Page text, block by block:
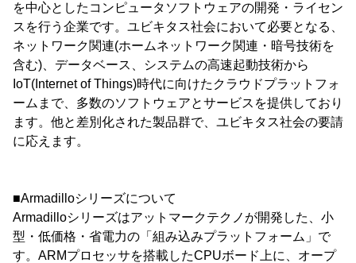
を中心としたコンピュータソフトウェアの開発・ライセン
スを行う企業です。ユビキタス社会において必要となる、
ネットワーク関連(ホームネットワーク関連・暗号技術を
含む)、データベース、システムの高速起動技術から
IoT(Internet of Things)時代に向けたクラウドプラットフォ
ームまで、多数のソフトウェアとサービスを提供しており
ます。他と差別化された製品群で、ユビキタス社会の要請
に応えます。
■Armadilloシリーズについて
Armadilloシリーズはアットマークテクノが開発した、小
型・低価格・省電力の「組み込みプラットフォーム」で
す。ARMプロセッサを搭載したCPUボード上に、オープ